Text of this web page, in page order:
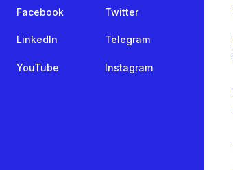
Facebook Twitter
LinkedIn Telegram
YouTube Instagram